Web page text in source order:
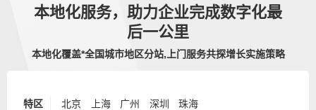
本地化服务，助力企业完成数字化最
后一公里
本地化覆盖*全国城市地区分站,上门服务共探增长实施策略
特区 北京 上海 广州 深圳 珠海